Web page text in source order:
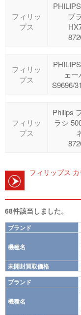
フィリッ
プス
ブ
フィリッ
プス
ェ
S9696/
フィリッ
プス
Philips
ラシ
フィリップス
68件該当しました。
ブランド
機種名
未開封買取価格
ブランド
機種名